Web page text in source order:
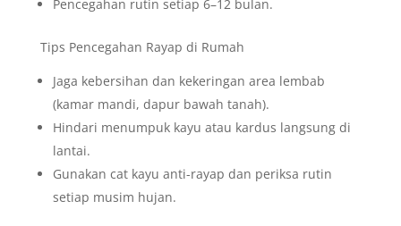
Pencegahan rutin setiap 6–12 bulan.
Tips Pencegahan Rayap di Rumah
Jaga kebersihan dan kekeringan area lembab
(kamar mandi, dapur bawah tanah).
Hindari menumpuk kayu atau kardus langsung di
lantai.
Gunakan cat kayu anti-rayap dan periksa rutin
setiap musim hujan.